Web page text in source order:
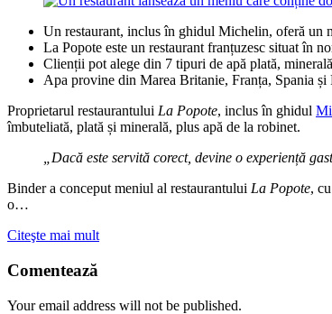
Un restaurant, inclus în ghidul Michelin, oferă un
La Popote este un restaurant franțuzesc situat în
Clienții pot alege din 7 tipuri de apă plată,
Apa provine din Marea Britanie, Franța, Spania și
Proprietarul restaurantului La Popote, inclus în ghidul
îmbuteliată, plată și minerală, plus apă de la robinet.
„Dacă este servită corect, devine o experiență
Binder a conceput meniul al restaurantului La Popote,
o…
Citeşte mai mult
Comentează
Your email address will not be published.